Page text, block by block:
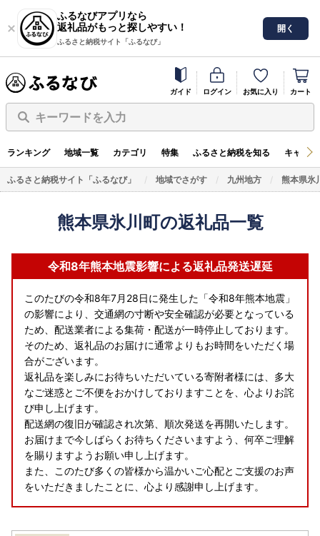
ふるなびアプリなら
返礼品がもっと探しやすい！
ふるさと納税サイト「ふるなび」
開く
ガイド ログイン お気に入り カート
キーワードを入力
ランキング 地域一覧 カテゴリ 特集 ふるさと納税を知る キャン
ふるさと納税サイト「ふるなび」 地域でさがす 九州地方 熊本県氷
熊本県氷川町の返礼品一覧
令和8年熊本地震影響による返礼品発送遅延
このたびの令和8年7月28日に発生した「令和8年熊本地震」
の影響により、交通網の寸断や安全確認が必要となっている
ため、配送業者による集荷・配送が一時停止しております。​
そのため、返礼品のお届けに通常よりもお時間をいただく場
合がございます。​
返礼品を楽しみにお待ちいただいている寄附者様には、多大
なご迷惑とご不便をおかけしておりますことを、心よりお詫
び申し上げます。​
配送網の復旧が確認され次第、順次発送を再開いたします。
お届けまで今しばらくお待ちくださいますよう、何卒ご理解
を賜りますようお願い申し上げます。​
また、このたび多くの皆様から温かいご心配とご支援のお声
をいただきましたことに、心より感謝申し上げます。